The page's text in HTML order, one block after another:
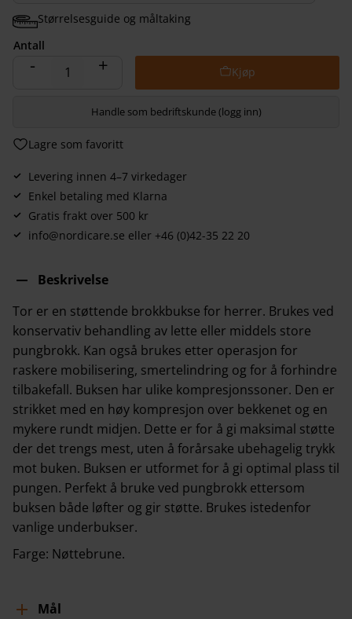
Størrelsesguide og måltaking
Antall
+
-
Lagre som favoritt
Handle som bedriftskunde (logg inn)
Levering innen 4–7 virkedager
Enkel betaling med Klarna
Gratis frakt over 500 kr
info@nordicare.se eller +46 (0)42-35 22 20
Beskrivelse
Tor er en støttende brokkbukse for herrer. Brukes ved
konservativ behandling av lette eller middels store
pungbrokk. Kan også brukes etter operasjon for
raskere mobilisering, smertelindring og for å forhindre
tilbakefall. Buksen har ulike kompresjonssoner. Den er
strikket med en høy kompresjon over bekkenet og en
mykere rundt midjen. Dette er for å gi maksimal støtte
der det trengs mest, uten å forårsake ubehagelig trykk
mot buken. Buksen er utformet for å gi optimal plass til
pungen. Perfekt å bruke ved pungbrokk ettersom
buksen både løfter og gir støtte. Brukes istedenfor
vanlige underbukser.
Farge: Nøttebrune.
Mål